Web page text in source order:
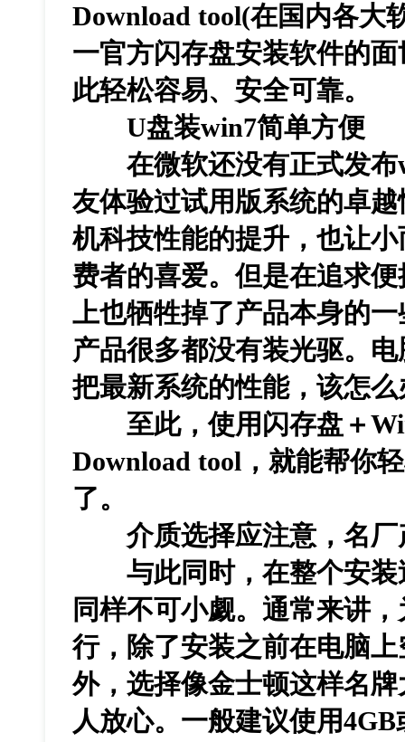
Download tool(在国内各大
一官方闪存盘安装软件的
此轻松容易、安全可靠。
U盘装win7简
在微软还没有正式发布
友体验过试用版系统的卓
机科技性能的提升，也让
费者的喜爱。但是在追求
上也牺牲掉了产品本身的
产品很多都没有装光驱。
把最新系统的性能，该怎么
至此，使用闪存盘＋
Download tool，就能帮你
了。
介质选择应注意，名厂
与此同时，在整个安装
同样不可小觑。通常来讲
行，除了安装之前在电脑
外，选择像金士顿这样名
人放心。一般建议使用